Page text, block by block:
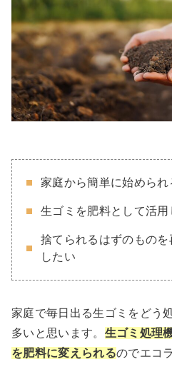
家庭から簡単に始めら
生ゴミを肥料として活用
捨てられるはずのもの
したい
家庭で毎日出る生ゴミをどう
多いと思います。 生ゴミ処理
を肥料に変えられるのでエコ